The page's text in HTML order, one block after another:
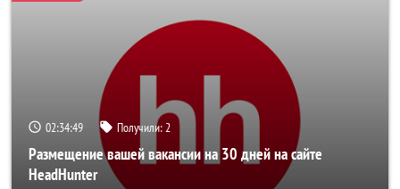
02:34:47 Получили:2
Размещение вашей вакансии на 30 дней на сайте
HeadHunter